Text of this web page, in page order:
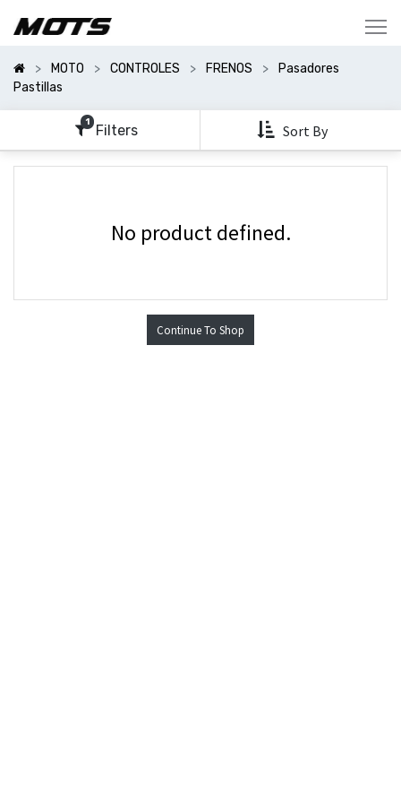
MOTO CONTROLES FRENOS
Pasadores
Pastillas
1 Filters Sort By
Categorías
Mostrar
Opciones
No product defined.
Continue To Shop